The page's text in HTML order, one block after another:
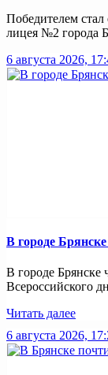
Победителем
лицея №2 города
6 августа 2026,
В городе
В городе Брянске
Всероссийского
Читать далее
6 августа 2026,